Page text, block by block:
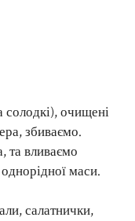
солодкі), очищені
збиваємо.
та вливаємо
маси.
салатнички,